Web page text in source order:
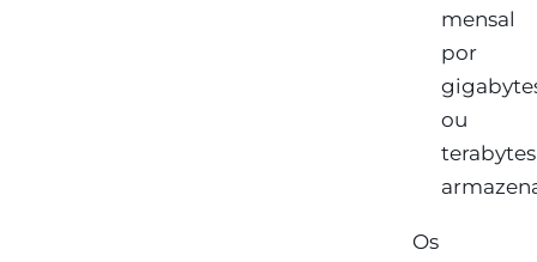
mensal
por
ou
terabytes
Os